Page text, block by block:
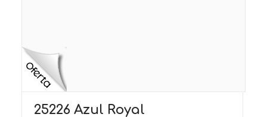
25226 Azul Royal